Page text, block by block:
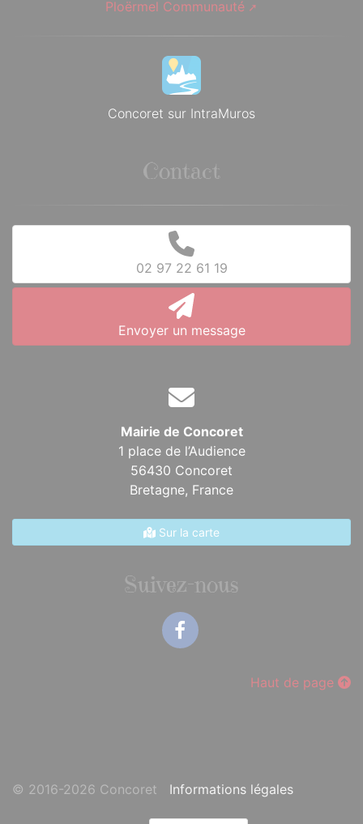
Ploërmel Communauté
Concoret sur IntraMuros
Contact
02 97 22 61 19
Envoyer un message
Mairie de Concoret
1 place de l’Audience
56430 Concoret
Bretagne, France
Sur la carte
Suivez-nous
Haut de page
© 2016-2026 Concoret Informations légales